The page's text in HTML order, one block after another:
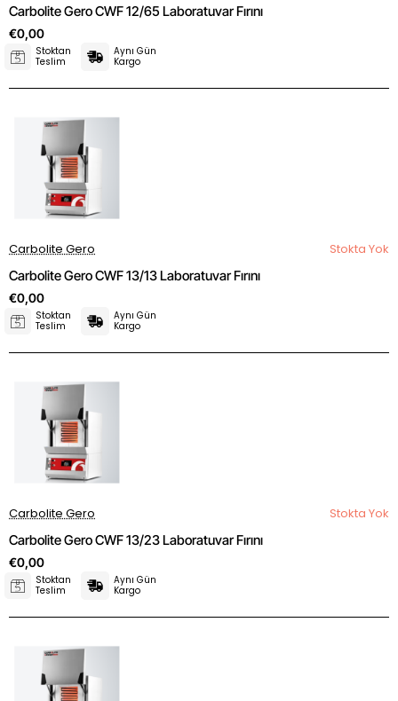
Carbolite Gero CWF 12/65 Laboratuvar Fırını
€0,00
Stoktan
Teslim
Aynı Gün
Kargo
Carbolite Gero
Stokta Yok
Carbolite Gero CWF 13/13 Laboratuvar Fırını
€0,00
Stoktan
Teslim
Aynı Gün
Kargo
Carbolite Gero
Stokta Yok
Carbolite Gero CWF 13/23 Laboratuvar Fırını
€0,00
Stoktan
Teslim
Aynı Gün
Kargo